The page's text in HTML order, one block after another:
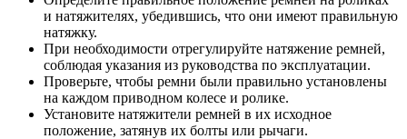
и натяжителях, убедившись, что они имеют правильную
натяжку.
При необходимости отрегулируйте натяжение ремней,
соблюдая указания из руководства по эксплуатации.
Проверьте, чтобы ремни были правильно установлены
на каждом приводном колесе и ролике.
Установите натяжители ремней в их исходное
положение, затянув их болты или рычаги.